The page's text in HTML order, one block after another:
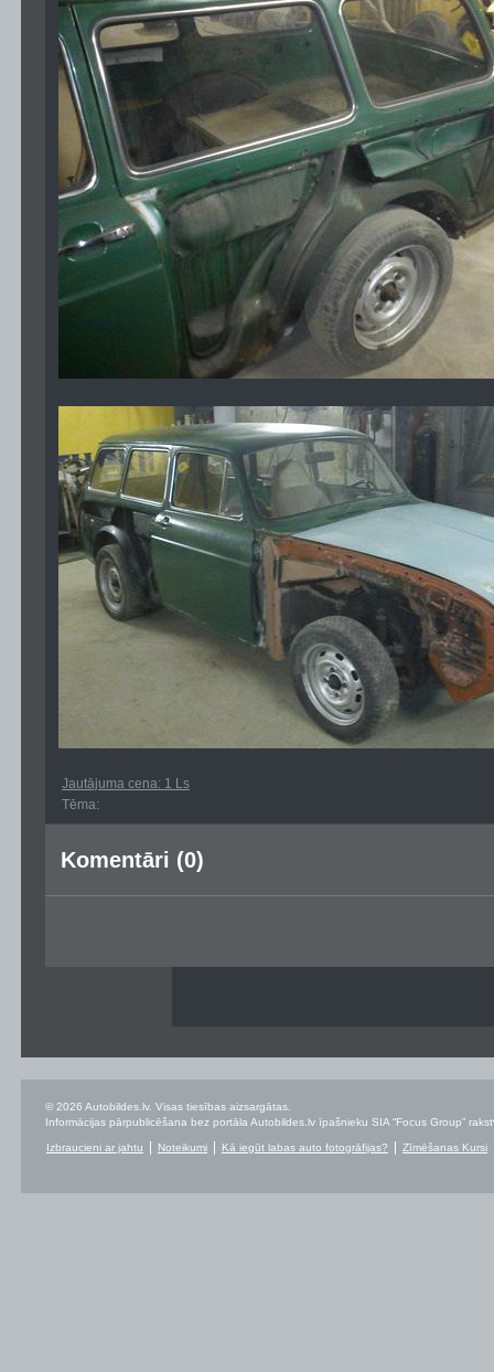
Jautājuma cena: 1 Ls
Tēma:
Komentāri (0)
© 2026 Autobildes.lv. Visas tiesības aizsargātas.
Informācijas pārpublicēšana bez portāla Autobildes.lv īpašnieku SIA “Focus Group”
Izbraucieni ar jahtu Noteikumi Kā iegūt labas auto fotogrāfijas? Zīmēšanas Kursi